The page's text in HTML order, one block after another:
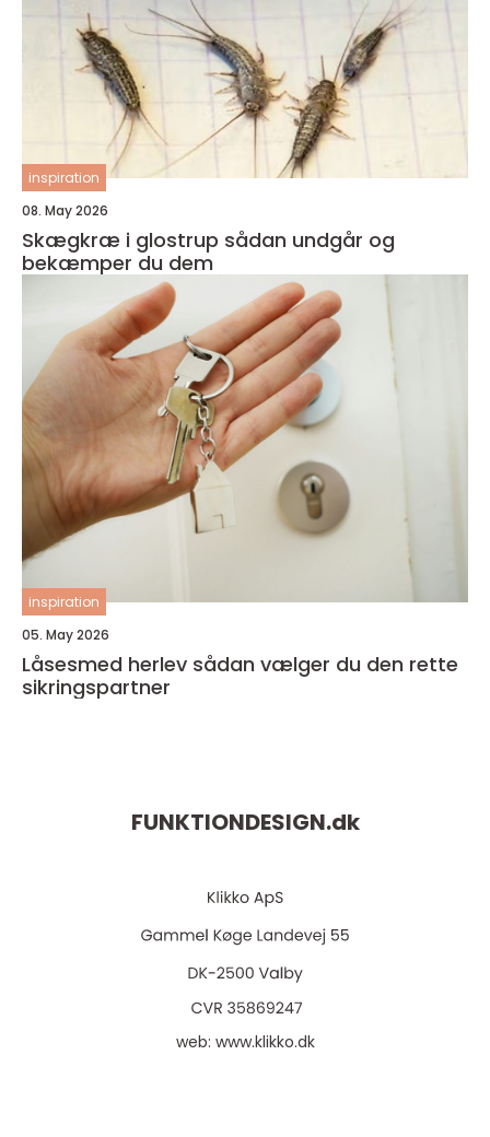
inspiration
08. May 2026
Skægkræ i glostrup sådan undgår og
bekæmper du dem
inspiration
05. May 2026
Låsesmed herlev sådan vælger du den rette
sikringspartner
FUNKTIONDESIGN.dk
web: www.klikko.dk